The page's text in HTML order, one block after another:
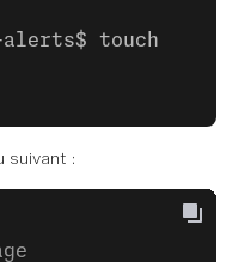
alerts$ touch
suivant :